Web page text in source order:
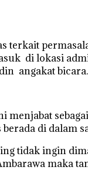
terkait
di lokasi
angakat bicara.
di dalam
tidak ingin
maka